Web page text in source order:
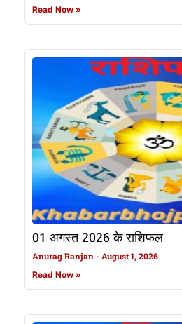
Read Now »
01 अगस्त 2026 के राशिफल
Anurag Ranjan August 1, 2026
Read Now »